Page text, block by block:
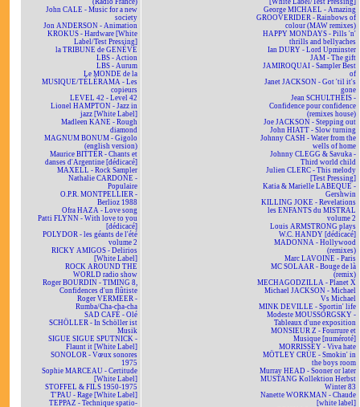
(Radio France)
John CALE - Music for a new
society
Jon ANDERSON - Animation
KROKUS - Hardware [White
Label/Test Pressing]
la TRIBUNE de GENÈVE
LBS - Action
LBS - Aurum
Le MONDE de la
MUSIQUE/TÉLÉRAMA - Les
copieurs
LEVEL 42 - Level 42
Lionel HAMPTON - Jazz in
jazz [White Label]
Madleen KANE - Rough
diamond
MAGNUM BONUM - Gigolo
(english version)
Maurice BITTER - Chants et
danses d'Argentine [dédicacé]
MAXELL - Rock Sampler
Nathalie CARDONE -
Populaire
O.P.R. MONTPELLIER -
Berlioz 1988
Ofra HAZA - Love song
Patti FLYNN - With love to you
[dédicacé]
POLYDOR - les géants de l'été
volume 2
RICKY AMIGOS - Delirios
[White Label]
ROCK AROUND THE
WORLD radio show
Roger BOURDIN - TIMING 8,
Confidences d'un flûtiste
Roger VERMEER -
Rumba/Cha-cha-cha
SAD CAFÉ - Olé
SCHÖLLER - In Schöller ist
Musik
SIGUE SIGUE SPUTNICK -
Flaunt it [White Label]
SONOLOR - Vœux sonores
1975
Sophie MARCEAU - Certitude
[White Label]
STOFFEL & FILS 1950-1975
T'PAU - Rage [White Label]
TEPPAZ - Technique spatio-
[White Label/Test Pressing]
George MICHAEL - Amazing
GROOVERIDER - Rainbows of
colour (MAW remixes)
HAPPY MONDAYS - Pills 'n'
thrills and bellyaches
Ian DURY - Lord Upminster
JAM - The gift
JAMIROQUAI - Sampler Best
of
Janet JACKSON - Got 'til it's
gone
Jean SCHULTHEIS -
Confidence pour confidence
(remixes house)
Joe JACKSON - Stepping out
John HIATT - Slow turning
Johnny CASH - Water from the
wells of home
Johnny CLEGG & Savuka -
Third world child
Julien CLERC - This melody
[Test Pressing]
Katia & Marielle LABEQUE -
Gershwin
KILLING JOKE - Revelations
les ENFANTS du MISTRAL
volume 2
Louis ARMSTRONG plays
W.C. HANDY [dédicacé]
MADONNA - Hollywood
(remixes)
Marc LAVOINE - Paris
MC SOLAAR - Bouge de là
(remix)
MECHAGODZILLA - Planet X
Michael JACKSON - Michael
Vs Michael
MINK DEVILLE - Sportin' life
Modeste MOUSSORGSKY -
Tableaux d'une exposition
MONSIEUR Z - Fourrure et
Musique [numéroté]
MORRISSEY - Viva hate
MÖTLEY CRÜE - Smokin' in
the boys room
Murray HEAD - Sooner or later
MUSTANG Kollektion Herbst
Winter 83
Nanette WORKMAN - Chaude
[white label]